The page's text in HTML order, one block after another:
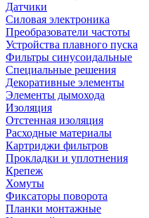
Датчики
Силовая электроника
Преобразователи частоты
Устройства плавного пуска
Фильтры синусоидальные
Специальные решения
Декоративные элементы
Элементы дымохода
Изоляция
Отстенная изоляция
Расходные материалы
Картриджи фильтров
Прокладки и уплотнения
Крепеж
Хомуты
Фиксаторы поворота
Планки монтажные